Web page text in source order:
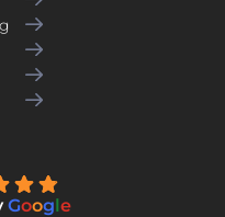
Google